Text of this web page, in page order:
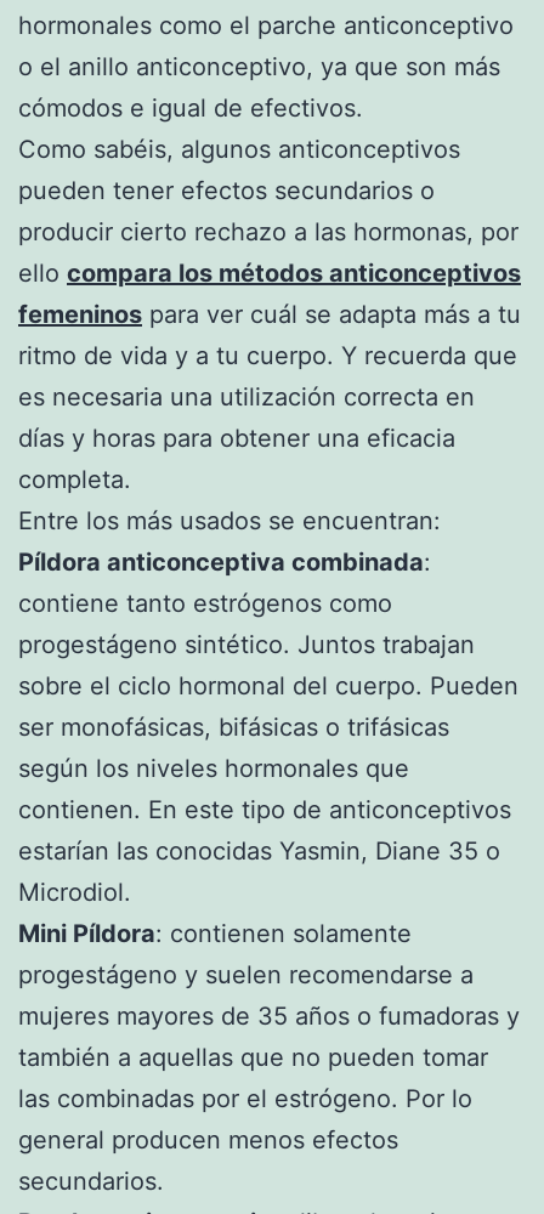
hormonales como el parche anticonceptivo
o el anillo anticonceptivo, ya que son más
cómodos e igual de efectivos.
Como sabéis, algunos anticonceptivos
pueden tener efectos secundarios o
producir cierto rechazo a las hormonas, por
ello compara los métodos anticonceptivos
femeninos para ver cuál se adapta más a tu
ritmo de vida y a tu cuerpo. Y recuerda que
es necesaria una utilización correcta en
días y horas para obtener una eficacia
completa.
Entre los más usados se encuentran:
Píldora anticonceptiva combinada:
contiene tanto estrógenos como
progestágeno sintético. Juntos trabajan
sobre el ciclo hormonal del cuerpo. Pueden
ser monofásicas, bifásicas o trifásicas
según los niveles hormonales que
contienen. En este tipo de anticonceptivos
estarían las conocidas Yasmin, Diane 35 o
Microdiol.
Mini Píldora: contienen solamente
progestágeno y suelen recomendarse a
mujeres mayores de 35 años o fumadoras y
también a aquellas que no pueden tomar
las combinadas por el estrógeno. Por lo
general producen menos efectos
secundarios.